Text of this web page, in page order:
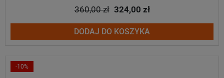
360,00 zł 324,00 zł
DODAJ DO KOSZYKA
-10%